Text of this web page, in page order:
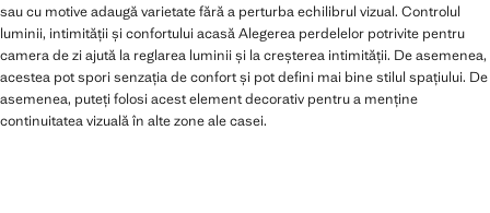
sau cu motive adaugă varietate fără a perturba echilibrul vizual. Controlul
luminii, intimității și confortului acasă Alegerea perdelelor potrivite pentru
camera de zi ajută la reglarea luminii și la creșterea intimității. De asemenea,
acestea pot spori senzația de confort și pot defini mai bine stilul spațiului. De
asemenea, puteți folosi acest element decorativ pentru a menține
continuitatea vizuală în alte zone ale casei.